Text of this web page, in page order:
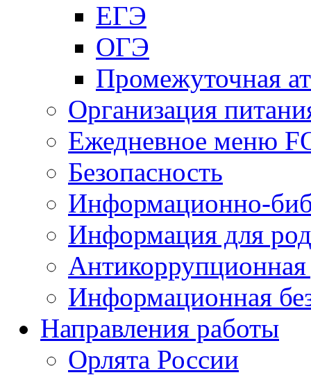
ЕГЭ
ОГЭ
Промежуточная
Организация
Ежедневное меню
Безопасность
Информационно-
Информация для
Антикоррупционная
Информационная
Направления работы
Орлята России